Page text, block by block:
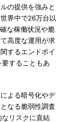
の提供を強みと
界中で26万台以
な稼働状況や脆
高度な運用が求
するエンドポイ
することもあ
よる暗号化やデ
なる脆弱性調査
リスクに直結